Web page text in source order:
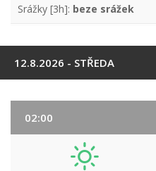
Srážky [3h]: beze srážek
12.8.2026 - STŘEDA
02:00